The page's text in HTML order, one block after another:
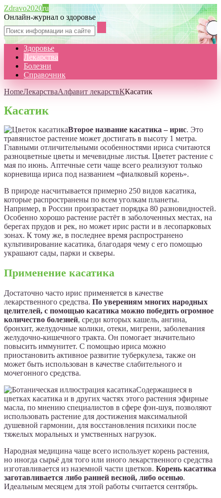
Zdravo2020ru
Онлайн-журнал о здоровье
Здоровье
Лекарства
Болезни
Справочник
HomeЛекарстваАлфавит лекарствККасатик
Касатик
Второе название касатика – ирис. Это
травянистое растение может достигать в высоту 1 метра.
Главными отличительными особенностями ириса считаются
разноцветные цветы и мечевидные листья. Цветет растение с
мая по июнь. Аптечные сети чаще всего реализуют только
корневища ириса под названием «фиалковый корень».
В природе насчитывается примерно 250 видов касатика,
которые распространены по всем уголкам планеты.
Например, в России произрастает порядка 80 разновидностей.
Особенно хорошо растение растёт в заболоченных местах, на
берегах прудов и рек, но может ирис расти и в лесопарковых
зонах. К тому же, в последнее время распространено
культивирование касатика, благодаря чему с его помощью
украшают сады, парки и скверы.
Применение касатика
Достаточно часто ирис применяется в качестве
лекарственного средства. По уверениям многих народных
целителей, с помощью касатика можно победить огромное
количество болезней, среди которых кашель, ангина,
бронхит, желудочные колики, отеки, мигрени, заболевания
желудочно-кишечного тракта. Он помогает значительно
повысить иммунитет. С помощью ириса можно
приостановить активное развитие туберкулеза, также он
может быть использован в качестве слабительного и
мочегонного средства.
Содержащиеся в
цветках касатика и в других частях этого растения эфирные
масла, по мнению специалистов в сфере фэн-шуя, позволяют
использовать растение для достижения максимальной
душевной гармонии, для восстановления психики после
тяжелых моральных и умственных нагрузок.
Народная медицина чаще всего использует корень растения,
но иногда сырьё для того или иного лекарственного средства
изготавливается из наземной части цветков. Корень касатика
заготавливается либо ранней весной, либо осенью.
Идеальным месяцем для этой работы считается сентябрь.